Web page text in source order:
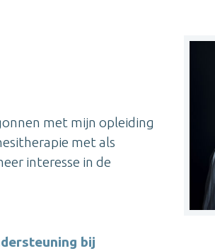
met mijn opleiding
met als
interesse in de
bij